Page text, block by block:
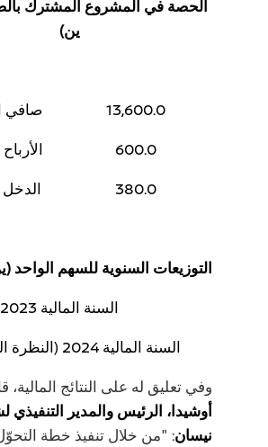
الحصة في المشروع المشترك
ين)
صافي
13,600.0
600.0
الدخل
380.0
التوزيعات السنوية للسهم الواحد
السنة المالية 2023
السنة المالية 2024 (النظرة المستقبلية)
وفي تعليق له على النتائج المالية،
أوشيدا، الرئيس والمدير التنفيذي
نيسان